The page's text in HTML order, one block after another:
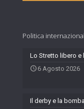
Politica
Lo Stretto libero e
6 Agosto 2026
Il derby e la bomba